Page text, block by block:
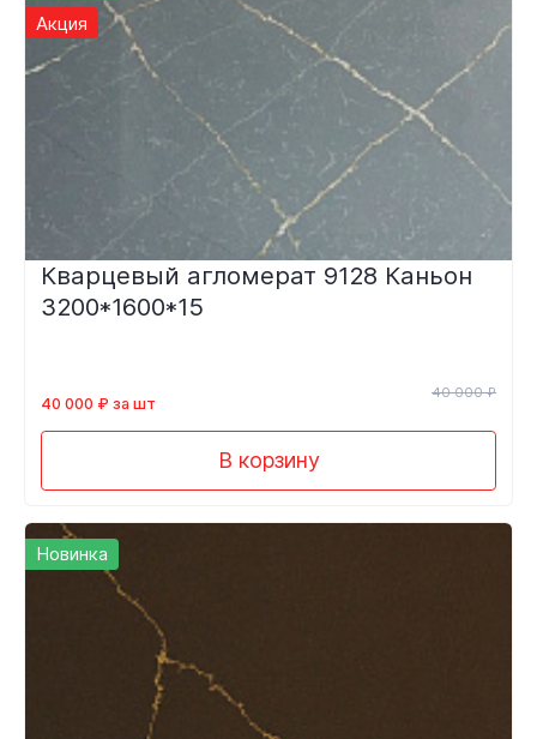
Акция
Кварцевый агломерат 9128 Каньон
3200*1600*15
40 000 ₽ за шт
40 000 ₽
В корзину
Новинка